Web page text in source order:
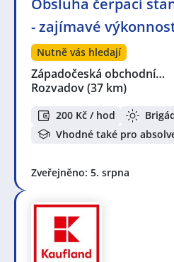
Západočeská obchodní
novinová společnost a.s.,
QuickPost s.r.o., EUROPA
Seznam lokalit v zobrazených
Celá ČR,Domažlice,Rozvadov
Obsluha čerpací
- zajímavé
Nutně vás hledají
Západočeská obchodní…
Rozvadov(37 km)
200 Kč / hod
Vhodné také pro
Zveřejněno: 5. srpna